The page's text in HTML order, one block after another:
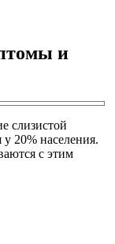
и
слизистой
у 20% населения.
с этим